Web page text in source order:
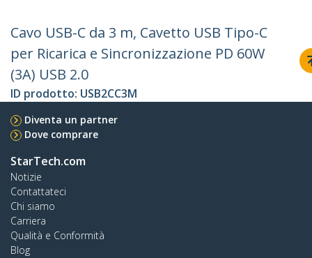
Cavo USB-C da 3 m, Cavetto USB Tipo-C
per Ricarica e Sincronizzazione PD 60W
(3A) USB 2.0
ID prodotto: USB2CC3M
Diventa un partner
Dove comprare
StarTech.com
Notizie
Contattateci
Chi siamo
Carriera
Qualità e Conformità
Blog